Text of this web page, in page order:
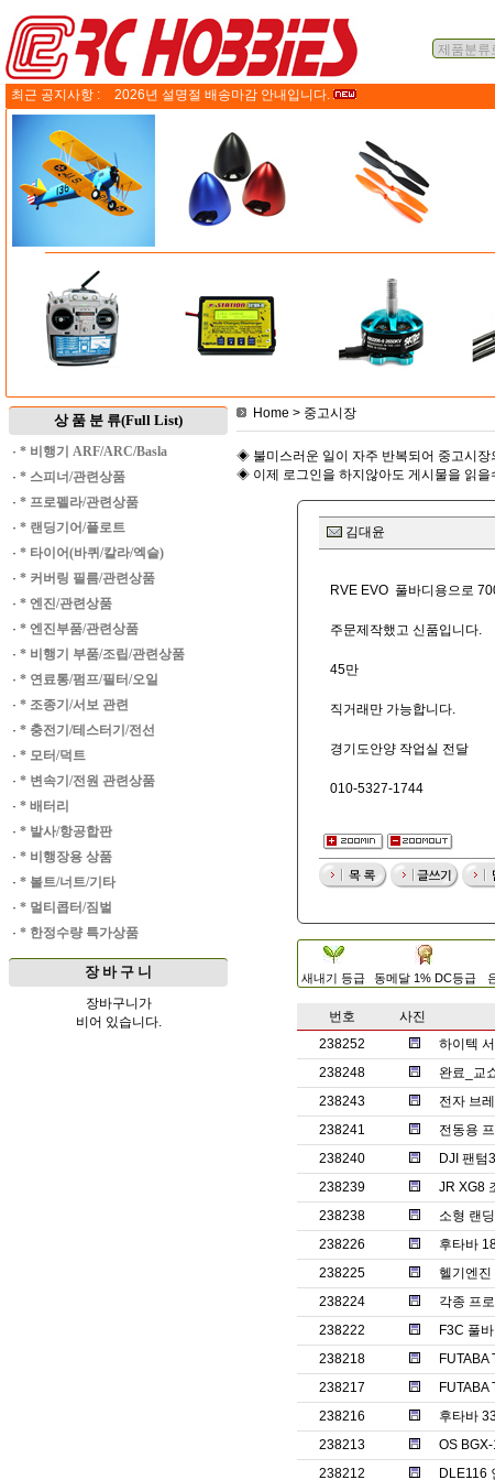
최근 공지사항 : 2026년 설명절 배송마감 안내입니다.
상 품 분 류(Full List)
· * 비행기 ARF/ARC/Basla
· * 스피너/관련상품
· * 프로펠라/관련상품
· * 랜딩기어/플로트
· * 타이어(바퀴/칼라/엑슬)
· * 커버링 필름/관련상품
· * 엔진/관련상품
· * 엔진부품/관련상품
· * 비행기 부품/조립/관련상품
· * 연료통/펌프/필터/오일
· * 조종기/서보 관련
· * 충전기/테스터기/전선
· * 모터/덕트
· * 변속기/전원 관련상품
· * 배터리
· * 발사/항공합판
· * 비행장용 상품
· * 볼트/너트/기타
· * 멀티콥터/짐벌
· * 한정수량 특가상품
장 바 구 니
장바구니가
비어 있습니다.
Home > 중고시장
◈ 불미스러운 일이 자주 반복되어 중고시
◈ 이제 로그인을 하지않아도 게시물을 읽을
김대윤
RVE EVO 풀바디용으로
주문제작했고 신품입니다.
45만
직거래만 가능합니다.
경기도안양 작업실 전달
010-5327-1744
새내기 등급 동메달 1% DC등급
번호 사진
238252
하이텍
238248
완료_교
238243
전자 브
238241
전동용
238240
DJI 팬텀
238239
JR XG8
238238
소형 랜
238226
후타바
238225
헬기엔
238224
각종 프
238222
F3C 풀
238218
FUTABA
238217
FUTABA
238216
후타바
238213
OS
238212
DLE116